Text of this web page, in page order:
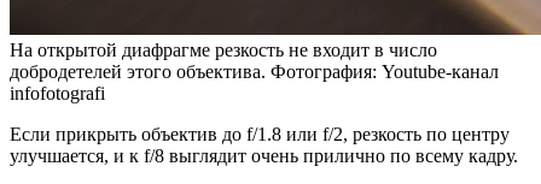
На открытой диафрагме резкость не входит в число
добродетелей этого объектива. Фотография: Youtube-канал
infofotografi
Если прикрыть объектив до f/1.8 или f/2, резкость по центру
улучшается, и к f/8 выглядит очень прилично по всему кадру.